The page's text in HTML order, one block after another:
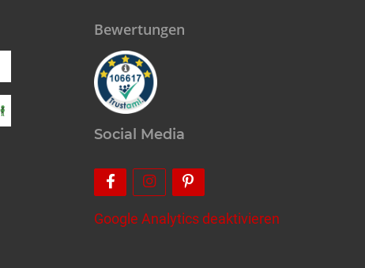
Bewertungen
Social Media
Google Analytics deaktivieren